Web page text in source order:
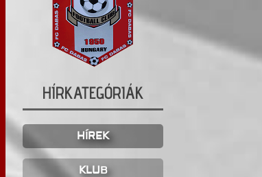
HÍRKATEGÓRIÁK
HÍREK
KLUB